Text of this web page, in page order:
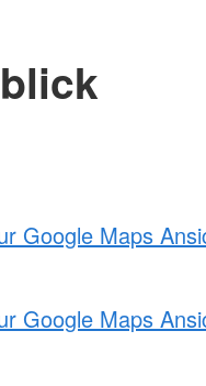
Google Maps
Google Maps